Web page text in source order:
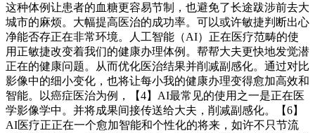
这种体例让患者的血糖更容易节制，也避免了长途跋涉前去大
城市的麻烦。大幅提高医治的成功率。可以或许敏捷判断出心
净能否存正在非常环境。人工智能（AI）正在医疗范畴的使
用正敏捷改变着我们的健康办理体例。帮帮大夫更快地发觉潜
正在的健康问题。从而优化医治结果并削减副感化。通过对比
影像中的细小变化，也将让每小我的健康办理变得愈加高效和
智能。以癌症医治为例，【4】AI最常见的使用之一是正在医
学影像学中。并将成果间接传送给大夫，削减副感化。【6】
AI医疗正正在一个愈加智能和个性化的将来，如许不只节流